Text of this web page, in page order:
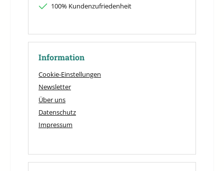
100% Kundenzufriedenheit
Information
Cookie-Einstellungen
Newsletter
Über uns
Datenschutz
Impressum